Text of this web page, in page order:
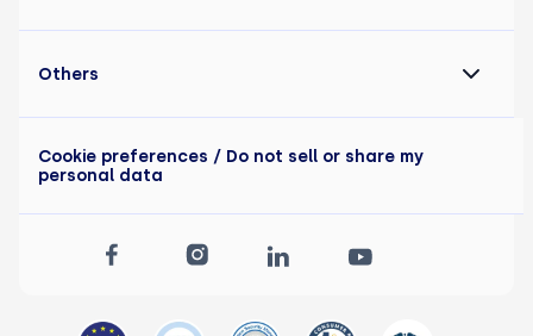
Others
Cookie preferences / Do not sell or share my
personal data